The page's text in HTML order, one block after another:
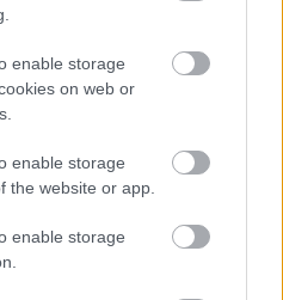
enable storage
on web or
enable storage
the website or app.
enable storage
Άνεμος5 bf